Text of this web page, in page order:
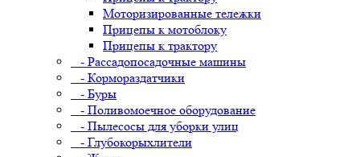
Моторизированные тележки
Прицепы к мотоблоку
Прицепы к трактору
- Рассадопосадочные машины
- Кормораздатчики
- Буры
- Поливомоечное оборудование
- Пылесосы для уборки улиц
- Глубокорыхлители